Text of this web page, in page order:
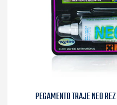
PEGAMENTO TRAJE NEO